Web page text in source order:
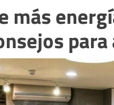
más